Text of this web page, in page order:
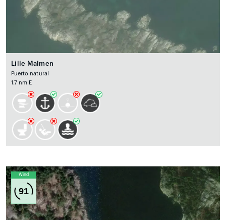
Lille Malmen
Puerto natural
1.7 nm E
Wind
91